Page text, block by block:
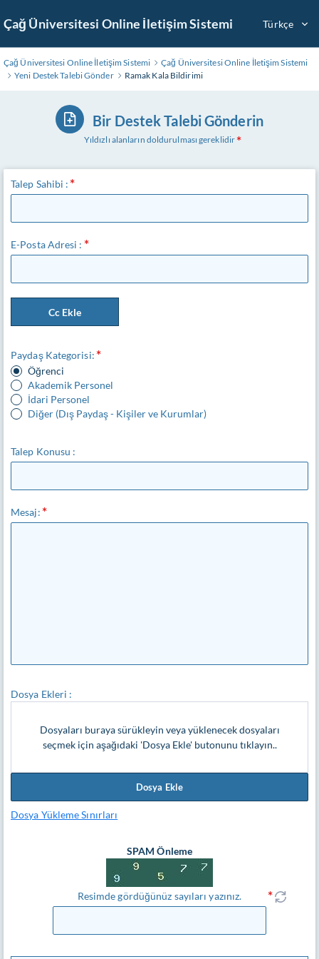
İçeriğe
Geç
Çağ Üniversitesi Online İletişim Sistemi Türkçe
Çağ Üniversitesi Online İletişim Sistemi
Çağ Üniversitesi Online İletişim Sistemi
Yeni Destek Talebi Gönder
Ramak Kala Bildirimi
Bir Destek Talebi Gönderin
Yıldızlı alanların doldurulması gereklidir
Talep Sahibi :
E-Posta Adresi :
Cc Ekle
Paydaş Kategorisi:
Öğrenci
Akademik Personel
İdari Personel
Diğer (Dış Paydaş - Kişiler ve Kurumlar)
Talep Konusu :
Mesaj:
Dosya Ekleri :
Dosyaları buraya sürükleyin veya yüklenecek dosyaları
seçmek için aşağıdaki 'Dosya Ekle' butonunu tıklayın..
Dosya Ekle
Dosya Yükleme Sınırları
SPAM Önleme
Resimde gördüğünüz sayıları yazınız.